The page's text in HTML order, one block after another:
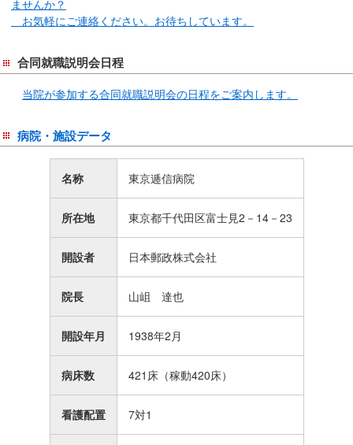
ませんか？
お気軽にご連絡ください。お待ちしています。
合同就職説明会日程
当院が参加する合同就職説明会の日程をご案内します。
病院・施設データ
名称 東京逓信病院
所在地 東京都千代田区富士見2－14－23
開設者 日本郵政株式会社
院長 山岨 達也
開設年月 1938年2月
病床数 421床（稼動420床）
看護配置 7対1